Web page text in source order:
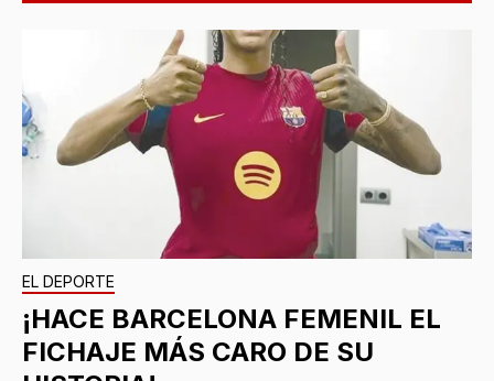
EL DEPORTE
¡HACE BARCELONA FEMENIL EL
FICHAJE MÁS CARO DE SU